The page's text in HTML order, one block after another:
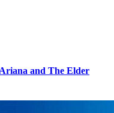
and The Elder